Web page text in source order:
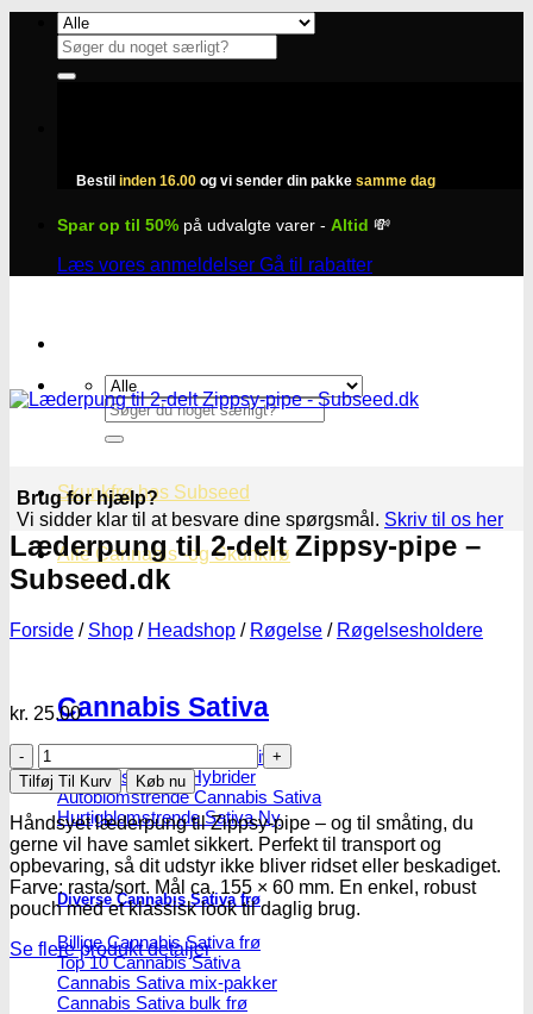
Fortsæt
indhold
Søg
efter:
Bestil inden 16.00 og vi sender din pakke samme dag
Spar op til 50% på udvalgte varer - Altid 💸
Læs vores anmeldelser Gå til rabatter
Søg
efter:
Skunkfrø hos Subseed
Alle Cannabis -og Skunkfrø
Cannabis Sativa
Feminiseret Cannabis Sativa
Cannabis Sativa Hybrider
Autoblomstrende Cannabis Sativa
Hurtigblomstrende Sativa
Diverse Cannabis Sativa frø
Billige Cannabis Sativa frø
Top 10 Cannabis Sativa
Cannabis Sativa mix-pakker
Cannabis Sativa bulk frø
Brug for hjælp?
Vi sidder klar til at besvare dine spørgsmål. Skriv til os her
Læderpung til 2-delt Zippsy-pipe –
Subseed.dk
Forside / Shop / Headshop / Røgelse / Røgelsesholdere
kr. 25.00
Læderpung
til
2-
delt
Zippsy-
pipe
-
Subseed.dk
Tilføj Til Kurv Køb nu
Håndsyet læderpung til Zippsy-pipe – og til småting, du
gerne vil have samlet sikkert. Perfekt til transport og
opbevaring, så dit udstyr ikke bliver ridset eller beskadiget.
Farve: rasta/sort. Mål ca. 155 × 60 mm. En enkel, robust
pouch med et klassisk look til daglig brug.
Se flere produkt detaljer